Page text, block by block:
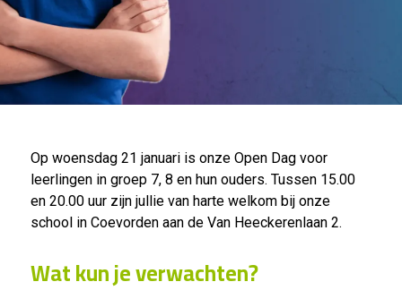
Op woensdag 21 januari is onze Open Dag voor
leerlingen in groep 7, 8 en hun ouders. Tussen 15.00
en 20.00 uur zijn jullie van harte welkom bij onze
school in Coevorden aan de Van Heeckerenlaan 2.
Wat kun je verwachten?